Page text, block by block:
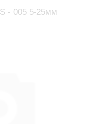
- 005 5-25мм